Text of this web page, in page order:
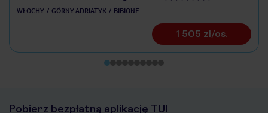
WŁOCHY GÓRNY ADRIATYK BIBIONE
1 505 zł/os.
Pobierz bezpłatną aplikację TUI